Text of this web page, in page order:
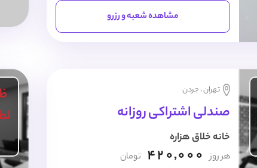
مشاهده شعبه و رزرو
تهران ، جردن
صندلی اشتراکی روزانه
خانه خلاق هزاره
هر روز 420,000 تومان